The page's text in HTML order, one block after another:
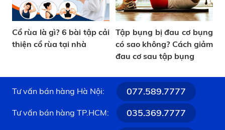
Cổ rùa là gì? 6 bài tập cải
thiện cổ rùa tại nhà
Tập bụng bị đau cơ bụng
có sao không? Cách giảm
đau cơ sau tập bụng
Tư vấn bán hàng Hà Nội: 077.589.7777
Tư vấn bán hàng TP.HCM: 035.369.7777